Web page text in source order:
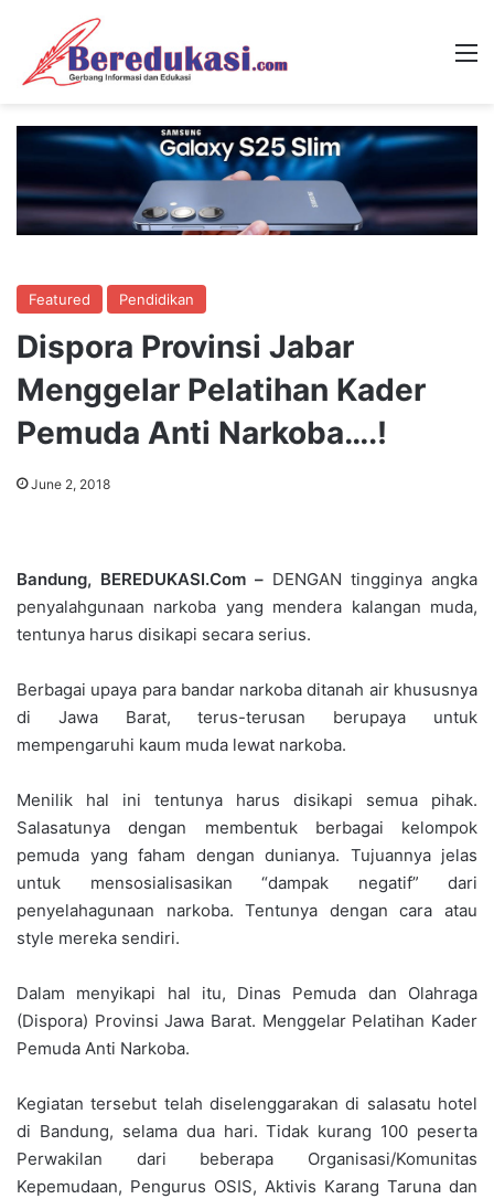
Featured Pendidikan
Dispora Provinsi Jabar
Menggelar Pelatihan Kader
Pemuda Anti Narkoba….!
June 2, 2018
Bandung, BEREDUKASI.Com – DENGAN tingginya angka
penyalahgunaan narkoba yang mendera kalangan muda,
tentunya harus disikapi secara serius.
Berbagai upaya para bandar narkoba ditanah air khususnya
di Jawa Barat, terus-terusan berupaya untuk
mempengaruhi kaum muda lewat narkoba.
Menilik hal ini tentunya harus disikapi semua pihak.
Salasatunya dengan membentuk berbagai kelompok
pemuda yang faham dengan dunianya. Tujuannya jelas
untuk mensosialisasikan “dampak negatif” dari
penyelahagunaan narkoba. Tentunya dengan cara atau
style mereka sendiri.
Dalam menyikapi hal itu, Dinas Pemuda dan Olahraga
(Dispora) Provinsi Jawa Barat. Menggelar Pelatihan Kader
Pemuda Anti Narkoba.
Kegiatan tersebut telah diselenggarakan di salasatu hotel
di Bandung, selama dua hari. Tidak kurang 100 peserta
Perwakilan dari beberapa Organisasi/Komunitas
Kepemudaan, Pengurus OSIS, Aktivis Karang Taruna dan